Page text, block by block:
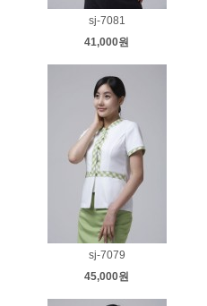
sj-7081
41,000원
sj-7079
45,000원